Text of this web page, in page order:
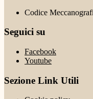
Codice
Seguici su
Facebook
Youtube
Sezione Link Utili